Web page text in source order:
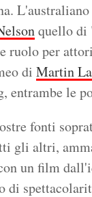
L'australiano
quello di
ruolo per
di Martin
entrambe le
fonti
gli altri,
un film